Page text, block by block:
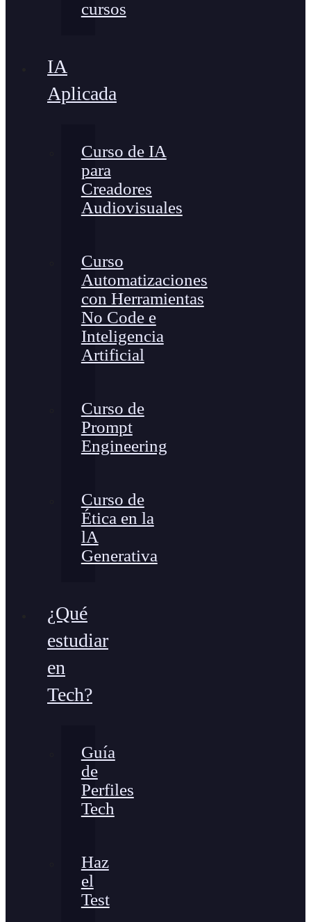
cursos
IA
Aplicada
Curso de IA
para
Creadores
Audiovisuales
Curso
Automatizaciones
con Herramientas
No Code e
Inteligencia
Artificial
Curso de
Prompt
Engineering
Curso de
Ética en la
lA
Generativa
¿Qué
estudiar
en
Tech?
Guía
de
Perfiles
Tech
Haz
el
Test